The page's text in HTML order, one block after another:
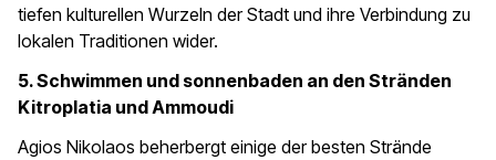
tiefen kulturellen Wurzeln der Stadt und ihre Verbindung zu
lokalen Traditionen wider.
5. Schwimmen und sonnenbaden an den Stränden
Kitroplatia und Ammoudi
Agios Nikolaos beherbergt einige der besten Strände